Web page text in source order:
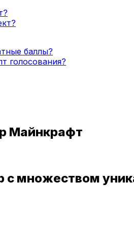
баллы?
голосования?
Майнкрафт
с множеством